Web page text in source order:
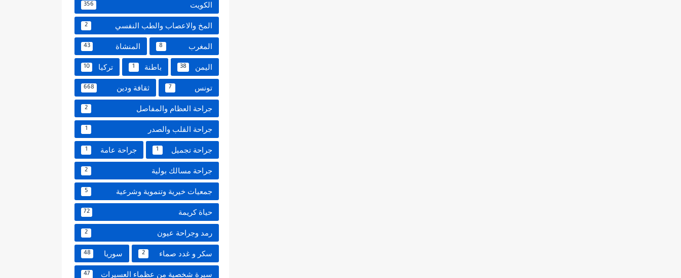
الكويت 356
المخ والاعصاب والطب النفسي 2
المغرب 8 المنشاة 43
اليمن 38 باطنة 1 تركيا 10
تونس 7 ثقافة ودين 668
جراحة العظام والمفاصل 2
جراحة القلب والصدر 1
جراحة تجميل 1 جراحة عامة 1
جراحة مسالك بولية 2
جمعيات خيرية وتنموية وشرعية 5
حياة كريمة 72
رمد وجراحة عيون 2
سكر و غدد صماء 2 سوريا 48
سيرة شخصية من عظماء العسيرات 47